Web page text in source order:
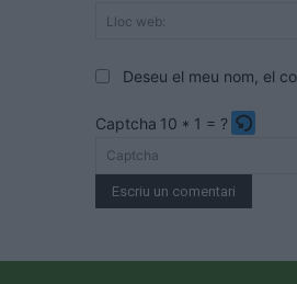
Deseu el meu nom, el
Captcha 10 * 1 = ?
Please
enter